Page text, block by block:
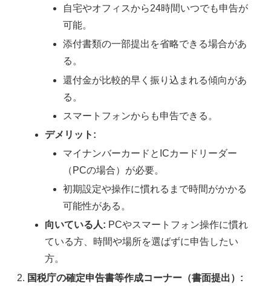
自宅やオフィスから24時間いつでも申告が
可能。
添付書類の一部提出を省略できる場合があ
る。
還付金が比較的早く振り込まれる傾向があ
る。
スマートフォンからも申告できる。
デメリット:
マイナンバーカードとICカードリーダー
（PCの場合）が必要。
初期設定や操作に慣れるまで時間がかかる
可能性がある。
向いている人: PCやスマートフォン操作に慣れ
ている方、時間や場所を選ばずに申告したい
方。
国税庁の確定申告書等作成コーナー（書面提出）: